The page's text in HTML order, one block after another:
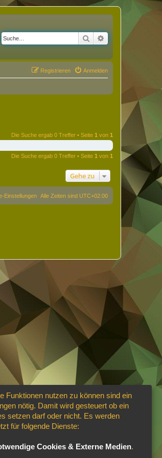
Suche Erweiterte Suche
Anmelden
Registrieren
Die Suche ergab 0 Treffer • Seite 1 von 1
Die Suche ergab 0 Treffer • Seite 1 von 1
Gehe zu
Alle Zeiten sind UTC+02:00
Einstellungen
Funktionen nutzen zu können sind ein
nötig. Damit wird gesteuert ob ein
setzen darf oder nicht. Es werden
für folgende Dienste:
Cookies & Externe Medien.